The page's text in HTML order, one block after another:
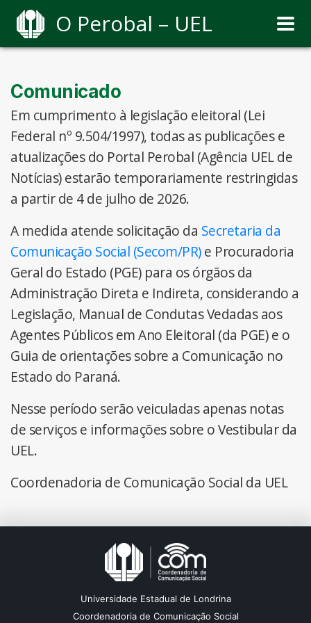
O Perobal – UEL
Comunicado
Em cumprimento à legislação eleitoral (Lei
Federal nº 9.504/1997), todas as publicações e
atualizações do Portal Perobal (Agência UEL de
Notícias) estarão temporariamente restringidas
a partir de 4 de julho de 2026.
A medida atende solicitação da Secretaria da
Comunicação Social (Secom/PR)e Procuradoria
Geral do Estado (PGE) para os órgãos da
Administração Direta e Indireta, considerando a
Legislação, Manual de Condutas Vedadas aos
Agentes Públicos em Ano Eleitoral (da PGE) e o
Guia de orientações sobre a Comunicação no
Estado do Paraná.
Nesse período serão veiculadas apenas notas
de serviços e informações sobre o Vestibular da
UEL.
Coordenadoria de Comunicação Social da UEL
Universidade Estadual de Londrina
Coordenadoria de Comunicação Social